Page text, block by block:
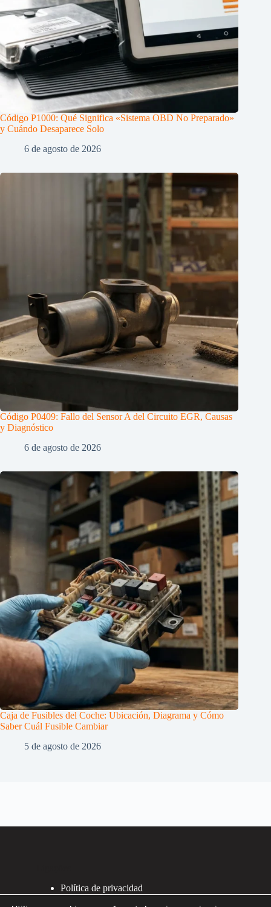
Código P1000: Qué Significa «Sistema OBD No Preparado»
y Cuándo Desaparece Solo
6 de agosto de 2026
Código P0409: Fallo del Sensor A del Circuito EGR, Causas
y Diagnóstico
6 de agosto de 2026
Caja de Fusibles del Coche: Ubicación, Diagrama y Cómo
Saber Cuál Fusible Cambiar
5 de agosto de 2026
Política de privacidad